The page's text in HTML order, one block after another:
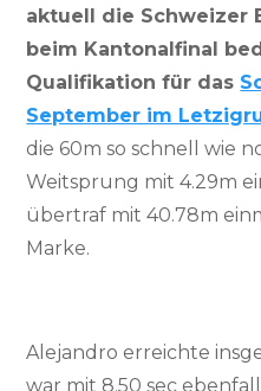
aktuell die Schweizer
beim Kantonalfinal
Qualifikation für das
September im
die 60m so schnell wie
Weitsprung mit 4.29m
übertraf mit 40.78m
Marke.
Alejandro erreichte
war mit 8.50 sec